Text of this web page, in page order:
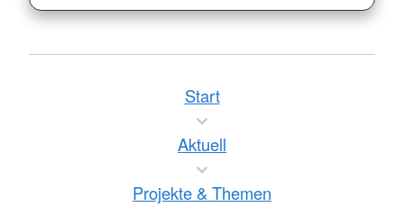
Start
Aktuell
Projekte & Themen